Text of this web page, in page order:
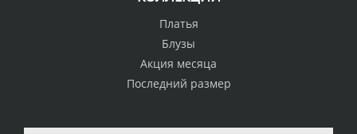
Платья
Блузы
Акция месяца
Последний размер